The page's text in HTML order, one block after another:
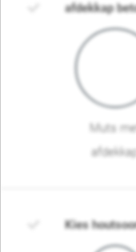
afdekkap
Muts
Kies